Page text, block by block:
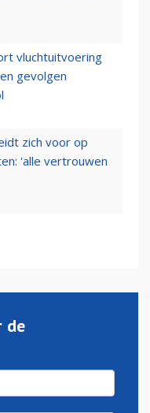
vluchtuitvoering
gevolgen
zich voor op
'alle vertrouwen
de